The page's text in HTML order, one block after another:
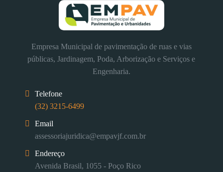
Empresa Municipal de pavimentação de ruas e vias
públicas, Jardinagem, Poda, Arborização e Serviços e
Engenharia.
Telefone
(32) 3215-6499
Email
assessoriajuridica@empavjf.com.br
Endereço
Avenida Brasil, 1055 - Poço Rico